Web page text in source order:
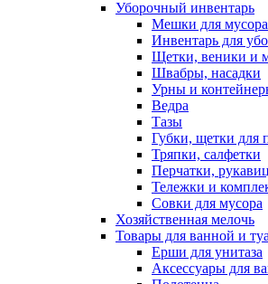
Уборочный инвентарь
Мешки для мусора
Инвентарь для
Щетки, веники и
Швабры, насадки
Урны и
Ведра
Тазы
Губки, щетки для
Тряпки, салфетки
Перчатки,
Тележки и
Совки для мусора
Хозяйственная мелочь
Товары для ванной и
Ерши для унитаза
Аксессуары для